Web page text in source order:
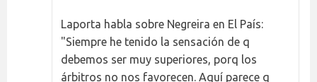
Laporta habla sobre Negreira en El País:
"Siempre he tenido la sensación de q
debemos ser muy superiores, porq los
árbitros no nos favorecen. Aquí parece q